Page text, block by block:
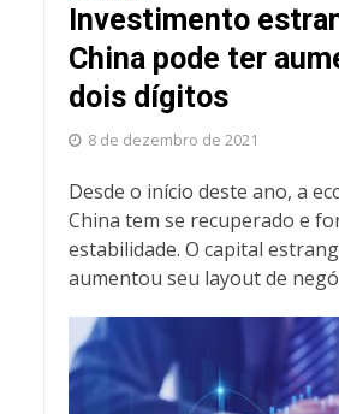
Investimento
China pode ter
dois dígitos
8 de dezembro de 2021
Desde o início deste ano, a
China tem se recuperado e
estabilidade. O capital
aumentou seu layout de